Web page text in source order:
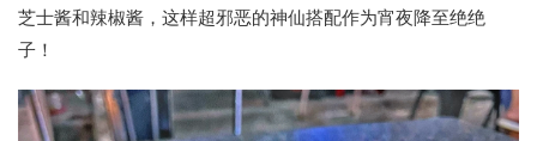
芝士酱和辣椒酱，这样超邪恶的神仙搭配作为宵夜降至绝绝
子！